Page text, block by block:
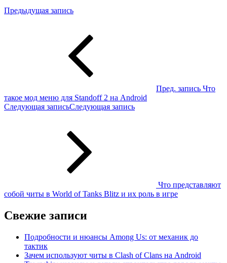
Предыдущая запись
Пред. запись Что
такое мод меню для Standoff 2 на Android
Следующая записьСледующая запись
Что представляют
собой читы в World of Tanks Blitz и их роль в игре
Свежие записи
Подробности и нюансы Among Us: от механик до
тактик
Зачем используют читы в Clash of Clans на Android